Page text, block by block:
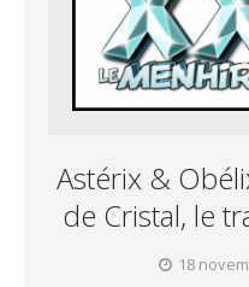
Astérix &
de Cristal, le
18